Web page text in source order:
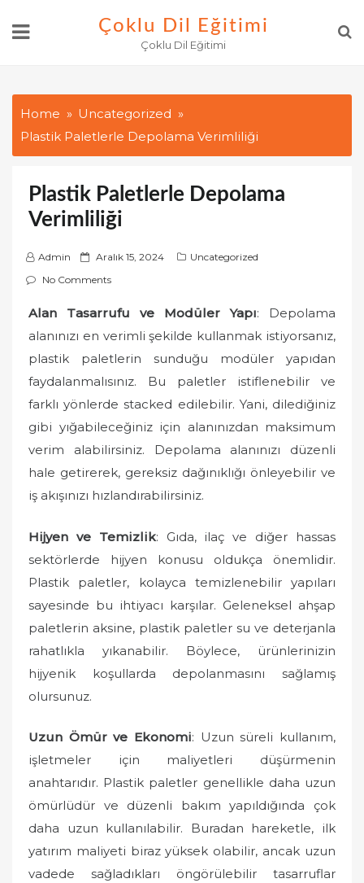
Çoklu Dil Eğitimi
Çoklu Dil Eğitimi
Home
Uncategorized
Plastik Paletlerle Depolama Verimliliği
Plastik Paletlerle Depolama
Verimliliği
Admin
P
o
t
e
d
Aralık 15, 2024
Uncategorized
No Comments
Alan Tasarrufu ve Modüler Yapı: Depolama
alanınızı en verimli şekilde kullanmak istiyorsanız,
plastik paletlerin sunduğu modüler yapıdan
faydalanmalısınız. Bu paletler istiflenebilir ve
farklı yönlerde stacked edilebilir. Yani, dilediğiniz
gibi yığabileceğiniz için alanınızdan maksimum
verim alabilirsiniz. Depolama alanınızı düzenli
hale getirerek, gereksiz dağınıklığı önleyebilir ve
iş akışınızı hızlandırabilirsiniz.
Hijyen ve Temizlik: Gıda, ilaç ve diğer hassas
sektörlerde hijyen konusu oldukça önemlidir.
Plastik paletler, kolayca temizlenebilir yapıları
sayesinde bu ihtiyacı karşılar. Geleneksel ahşap
paletlerin aksine, plastik paletler su ve deterjanla
rahatlıkla yıkanabilir. Böylece, ürünlerinizin
hijyenik koşullarda depolanmasını sağlamış
olursunuz.
Uzun Ömür ve Ekonomi: Uzun süreli kullanım,
işletmeler için maliyetleri düşürmenin
anahtarıdır. Plastik paletler genellikle daha uzun
ömürlüdür ve düzenli bakım yapıldığında çok
daha uzun kullanılabilir. Buradan hareketle, ilk
yatırım maliyeti biraz yüksek olabilir, ancak uzun
vadede sağladıkları öngörülebilir tasarruflar